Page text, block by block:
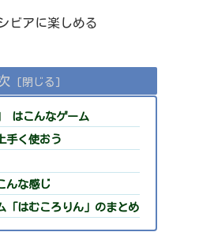
ビアに楽しめる
はこんなゲーム
手く使おう
んな感じ
「はむころりん」のまとめ